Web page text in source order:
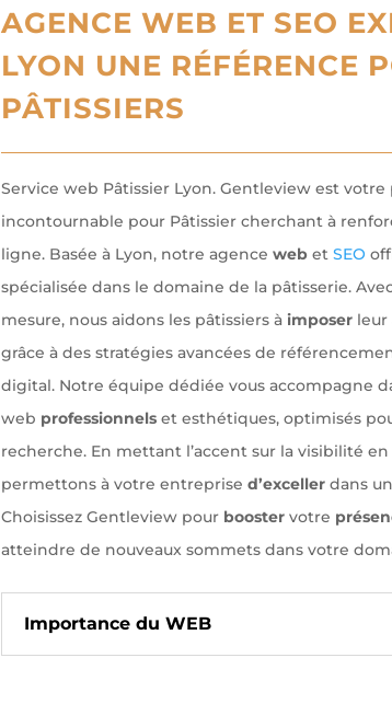
AGENCE WEB ET SEO
LYON UNE RÉFÉRENCE
PÂTISSIERS
Service web Pâtissier Lyon. Gentleview est votre
incontournable pour Pâtissier cherchant à
ligne. Basée à Lyon, notre agence webet SEO
spécialisée dans le domaine de la pâtisserie.
mesure, nous aidons les pâtissiers à imposerleur
grâce à des stratégies avancées de
digital. Notre équipe dédiée vous accompagne
web professionnelset esthétiques, optimisés
recherche. En mettant l’accent sur la visibilité
permettons à votre entreprise d’excellerdans
Choisissez Gentleview pour boostervotre
atteindre de nouveaux sommets dans votre
Importance du WEB